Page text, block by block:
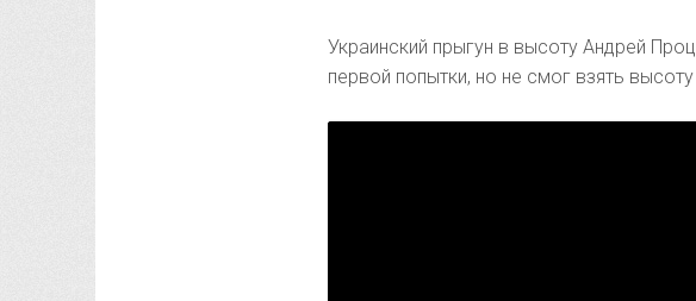
Украинский прыгун в высоту Андрей
первой попытки, но не смог взять